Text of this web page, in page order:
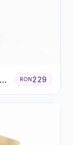
RON229